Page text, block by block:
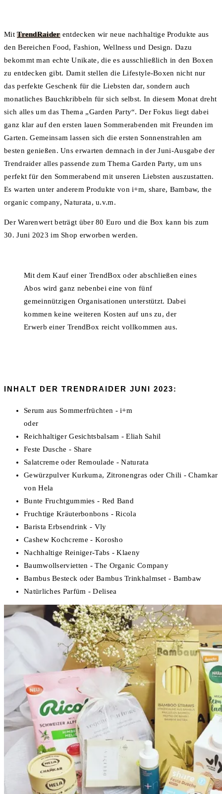
MitTrendRaider entdecken wir neue nachhaltige Produkte aus
den Bereichen Food, Fashion, Wellness und Design. Dazu
bekommt man echte Unikate, die es ausschließlich in den Boxen
zu entdecken gibt. Damit stellen die Lifestyle-Boxen nicht nur
das perfekte Geschenk für die Liebsten dar, sondern auch
monatliches Bauchkribbeln für sich selbst. In diesem Monat dreht
sich alles um das Thema „Garden Party“. Der Fokus liegt dabei
ganz klar auf den ersten lauen Sommerabenden mit Freunden im
Garten. Gemeinsam lassen sich die ersten Sonnenstrahlen am
besten genießen. Uns erwarten demnach in der Juni-Ausgabe der
Trendraider alles passende zum Thema Garden Party, um uns
perfekt für den Sommerabend mit unseren Liebsten auszustatten.
Es warten unter anderem Produkte von i+m, share, Bambaw, the
organic company, Naturata, u.v.m.
Der Warenwert beträgt über 80 Euro und die Box kann bis zum
30. Juni 2023 im Shop erworben werden.
Mit dem Kauf einer TrendBox oder abschließen eines
Abos wird ganz nebenbei eine von fünf
gemeinnützigen Organisationen unterstützt. Dabei
kommen keine weiteren Kosten auf uns zu, der
Erwerb einer TrendBox reicht vollkommen aus.
INHALT DER TRENDRAIDER JUNI 2023:
Serum aus Sommerfrüchten - i+m
oder
Reichhaltiger Gesichtsbalsam - Eliah Sahil
Feste Dusche - Share
Salatcreme oder Remoulade - Naturata
Gewürzpulver Kurkuma, Zitronengras oder Chili - Chamkar
von Hela
Bunte Fruchtgummies - Red Band
Fruchtige Kräuterbonbons - Ricola
Barista Erbsendrink - Vly
Cashew Kochcreme - Korosho
Nachhaltige Reiniger-Tabs - Klaeny
Baumwollservietten - The Organic Company
Bambus Besteck oder Bambus Trinkhalmset - Bambaw
Natürliches Parfüm - Delisea